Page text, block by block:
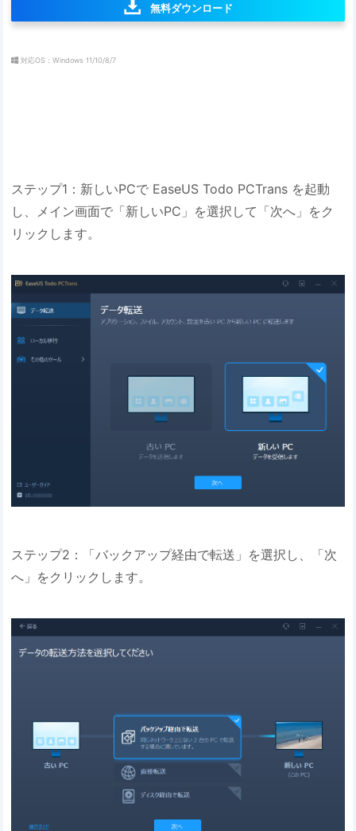
無料ダウンロード
対応OS：Windows 11/10/8/7
ステップ1：新しいPCで EaseUS Todo PCTrans を起動
し、メイン画面で「新しいPC」を選択して「次へ」をク
リックします。
ステップ2：「バックアップ経由で転送」を選択し、「次
へ」をクリックします。